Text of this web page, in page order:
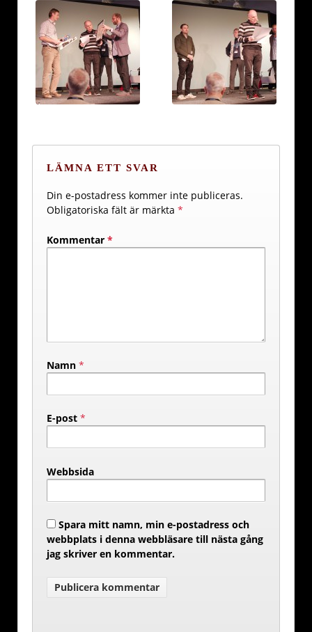
LÄMNA ETT SVAR
Din e-postadress kommer inte publiceras.
Obligatoriska fält är märkta *
Kommentar *
Namn *
E-post *
Webbsida
Spara mitt namn, min e-postadress och
webbplats i denna webbläsare till nästa gång
jag skriver en kommentar.